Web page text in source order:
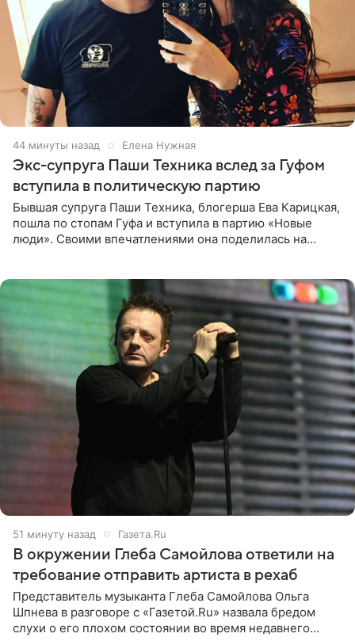
44 минуты назад Елена Нужная
Экс-супруга Паши Техника вслед за Гуфом
вступила в политическую партию
Бывшая супруга Паши Техника, блогерша Ева Карицкая,
пошла по стопам Гуфа и вступила в партию «Новые
люди». Своими впечатлениями она поделилась на
51 минуту назад Газета.Ru
В окружении Глеба Самойлова ответили на
требование отправить артиста в рехаб
Представитель музыканта Глеба Самойлова Ольга
Шпнева в разговоре с «Газетой.Ru» назвала бредом
слухи о его плохом состоянии во время недавнего